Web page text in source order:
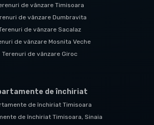
de vânzare Timisoara
de vânzare Dumbravita
de vânzare Sacalaz
de vânzare Mosnita Veche
Terenuri de vânzare Giroc
de închiriat
de închiriat Timisoara
de închiriat Timisoara, Sinaia